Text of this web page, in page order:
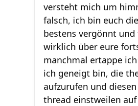
versteht mich um
falsch, ich bin euch
bestens vergönnt
wirklich über eure
manchmal ertappe
ich geneigt bin, die
aufzurufen und
thread einstweilen